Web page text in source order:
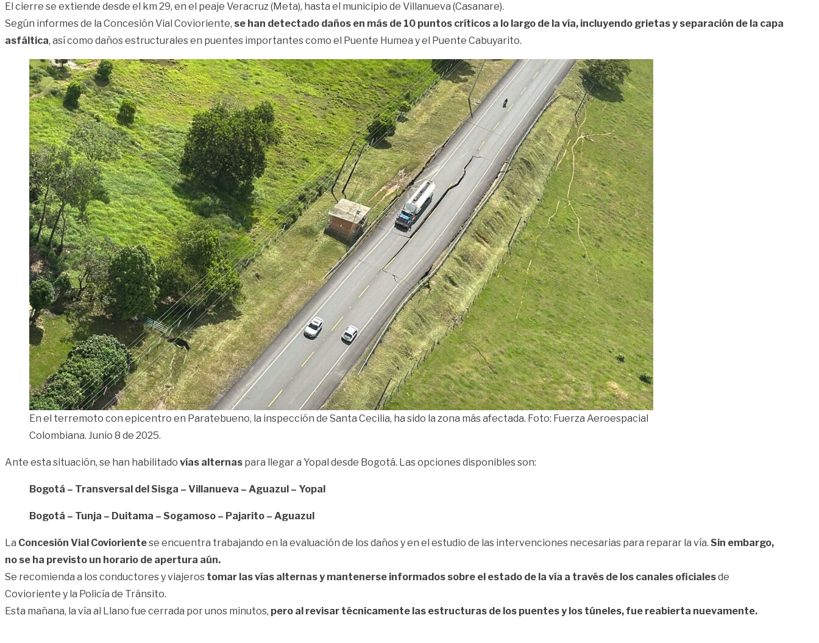
El cierre se extiende desde el km 29, en el peaje Veracruz (Meta), hasta el municipio de Villanueva (Casanare).
Según informes de la Concesión Vial Covioriente, se han detectado daños en más de 10 puntos críticos a lo largo de la vía, incluyendo grietas y separación de la capa
asfáltica, así como daños estructurales en puentes importantes como el Puente Humea y el Puente Cabuyarito.
En el terremoto con epicentro en Paratebueno, la inspección de Santa Cecilia, ha sido la zona más afectada. Foto: Fuerza Aeroespacial
Colombiana. Junio 8 de 2025.
Ante esta situación, se han habilitado vías alternas para llegar a Yopal desde Bogotá. Las opciones disponibles son:
Bogotá – Transversal del Sisga – Villanueva – Aguazul – Yopal
Bogotá – Tunja – Duitama – Sogamoso – Pajarito – Aguazul
La Concesión Vial Coviorientese encuentra trabajando en la evaluación de los daños y en el estudio de las intervenciones necesarias para reparar la vía. Sin embargo,
no se ha previsto un horario de apertura aún.
Se recomienda a los conductores y viajeros tomar las vías alternas y mantenerse informados sobre el estado de la vía a través de los canales oficialesde
Covioriente y la Policía de Tránsito.
Esta mañana, la vía al Llano fue cerrada por unos minutos, pero al revisar técnicamente las estructuras de los puentes y los túneles, fue reabierta nuevamente.